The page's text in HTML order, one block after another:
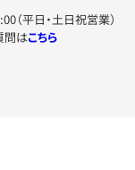
（平日・土日祝営業）
問はこちら